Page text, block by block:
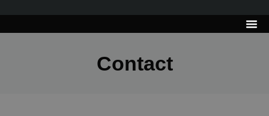
Contact